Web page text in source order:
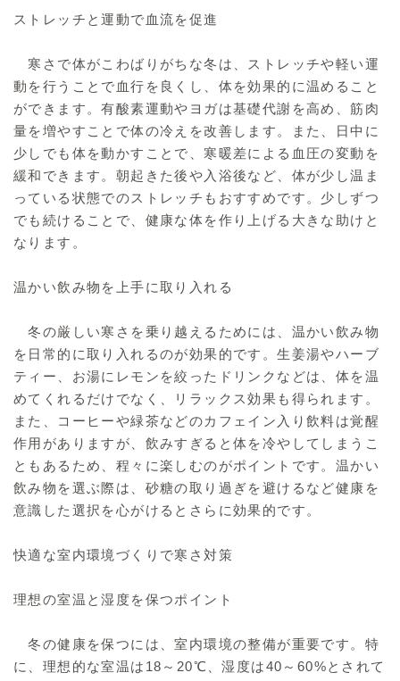
ストレッチと運動で血流を促進
寒さで体がこわばりがちな冬は、ストレッチや軽い運
動を行うことで血行を良くし、体を効果的に温めること
ができます。有酸素運動やヨガは基礎代謝を高め、筋肉
量を増やすことで体の冷えを改善します。また、日中に
少しでも体を動かすことで、寒暖差による血圧の変動を
緩和できます。朝起きた後や入浴後など、体が少し温ま
っている状態でのストレッチもおすすめです。少しずつ
でも続けることで、健康な体を作り上げる大きな助けと
なります。
温かい飲み物を上手に取り入れる
冬の厳しい寒さを乗り越えるためには、温かい飲み物
を日常的に取り入れるのが効果的です。生姜湯やハーブ
ティー、お湯にレモンを絞ったドリンクなどは、体を温
めてくれるだけでなく、リラックス効果も得られます。
また、コーヒーや緑茶などのカフェイン入り飲料は覚醒
作用がありますが、飲みすぎると体を冷やしてしまうこ
ともあるため、程々に楽しむのがポイントです。温かい
飲み物を選ぶ際は、砂糖の取り過ぎを避けるなど健康を
意識した選択を心がけるとさらに効果的です。
快適な室内環境づくりで寒さ対策
理想の室温と湿度を保つポイント
冬の健康を保つには、室内環境の整備が重要です。特
に、理想的な室温は18～20℃、湿度は40～60%とされて